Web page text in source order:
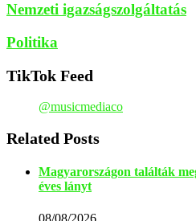
Nemzeti igazságszolgáltatás
Politika
TikTok Feed
@musicmediaco
Related Posts
Magyarországon találták
éves lányt
08/08/2026